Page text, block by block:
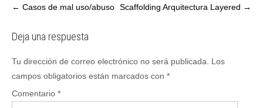
Post
← Casos de mal uso/abuso Scaffolding Arquitectura Layered →
Deja una respuesta
Tu dirección de correo electrónico no será publicada.
Los
campos obligatorios están marcados con *
Comentario *